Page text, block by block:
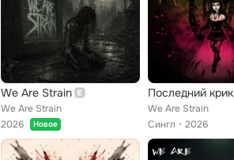
We Are Strain
We Are Strain
2026
Новое
Последний крик
We Are Strain
Сингл
2026